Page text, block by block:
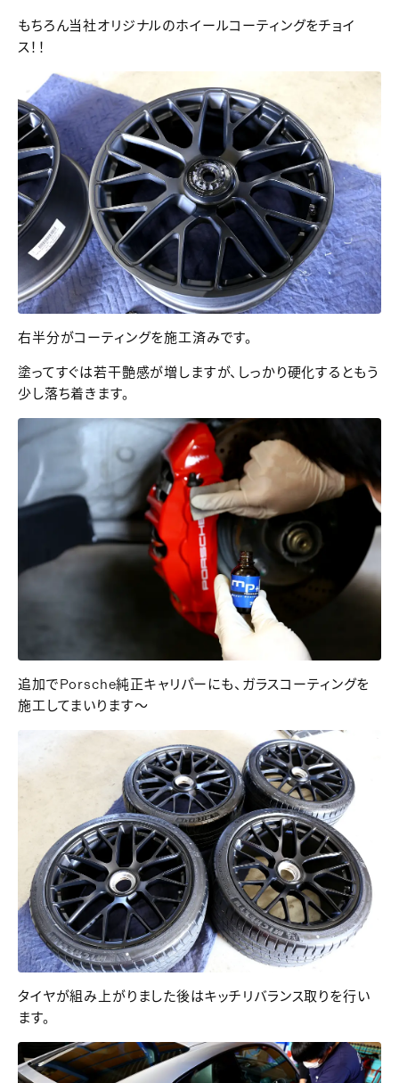
もちろん当社オリジナルのホイールコーティングをチョイ
ス！！
右半分がコーティングを施工済みです。
塗ってすぐは若干艶感が増しますが、しっかり硬化するともう
少し落ち着きます。
追加でPorsche純正キャリパーにも、ガラスコーティングを
施工してまいります～
タイヤが組み上がりました後はキッチリバランス取りを行い
ます。